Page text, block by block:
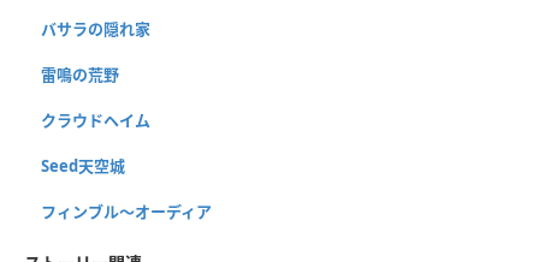
バサラの隠れ家
雷鳴の荒野
クラウドヘイム
Seed天空城
フィンブル〜オーディア